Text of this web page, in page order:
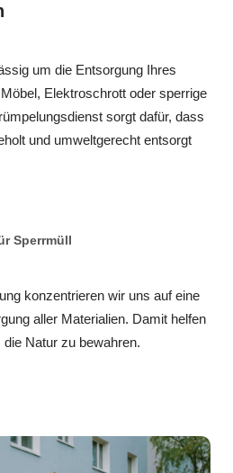
um die Entsorgung Ihres
Elektroschrott oder sperrige
sorgt dafür, dass
und umweltgerecht entsorgt
Sperrmüll
konzentrieren wir uns auf eine
aller Materialien. Damit helfen
Natur zu bewahren.